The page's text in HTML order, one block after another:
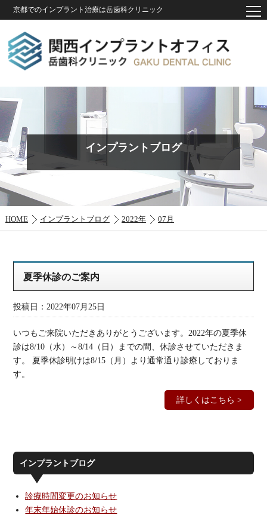
京都でのインプラント治療は岳歯科クリニック
インプラントブログ
HOME インプラントブログ 2022年 07月
夏季休診のご案内
投稿日：2022年07月25日
いつもご来院いただきありがとうございます。2022年の夏季休
診は8/10（水）～8/14（日）までの間、休診させていただきま
す。 夏季休診明けは8/15（月）より通常通り診療しておりま
す。
詳しくはこちら >
インプラントブログ
診療時間変更のお知らせ
年末年始休診のお知らせ